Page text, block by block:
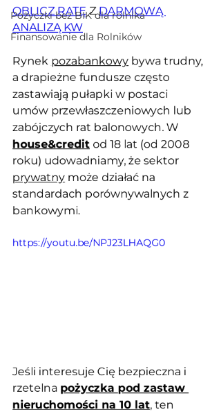
Pożyczki bez BIK dla rolnika
Finansowanie dla Rolników
OBLICZ RATĘ Z DARMOWĄ
ANALIZĄ KW
Rynek pozabankowy bywa trudny,
a drapieżne fundusze często
zastawiają pułapki w postaci
umów przewłaszczeniowych lub
zabójczych rat balonowych. W
house&credit od 18 lat (od 2008
roku) udowadniamy, że sektor
prywatny może działać na
standardach porównywalnych z
bankowymi.
https://youtu.be/NPJ23LHAQG0
Jeśli interesuje Cię bezpieczna i
rzetelna pożyczka pod zastaw
nieruchomości na 10 lat, ten